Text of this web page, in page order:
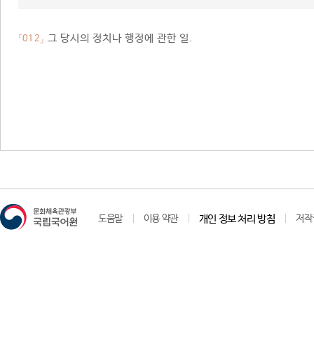
「012」 그 당시의 정치나 행정에 관한 일.
도움말 이용 약관 개인 정보 처리 방침 저